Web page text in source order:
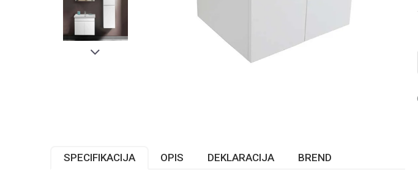
SPECIFIKACIJA OPIS DEKLARACIJA BREND